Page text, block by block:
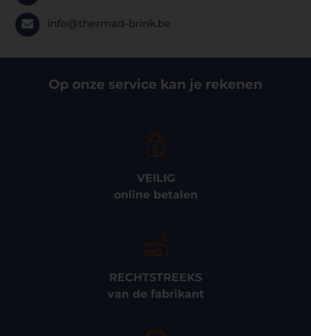
info@thermad-brink.be
Op onze service kan je rekenen
VEILIG
online betalen
RECHTSTREEKS
van de fabrikant